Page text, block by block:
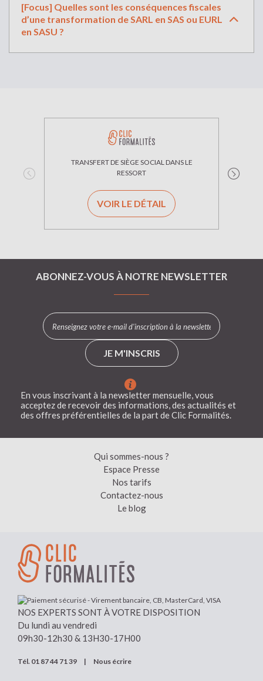
[Focus] Quelles sont les conséquences fiscales
d’une transformation de SARL en SAS ou EURL
en SASU ?
TRANSFERT DE SIÈGE SOCIAL DANS LE
RESSORT
VOIR LE DÉTAIL
ABONNEZ-VOUS À NOTRE NEWSLETTER
JE M'INSCRIS
En vous inscrivant à la newsletter mensuelle, vous
acceptez de recevoir des informations, des actualités et
des offres préférentielles de la part de Clic Formalités.
Qui sommes-nous ?
Espace Presse
Nos tarifs
Contactez-nous
Le blog
NOS EXPERTS SONT À VOTRE DISPOSITION
Du lundi au vendredi
09h30-12h30 & 13H30-17H00
Tél. 01 87 44 71 39 | Nous écrire